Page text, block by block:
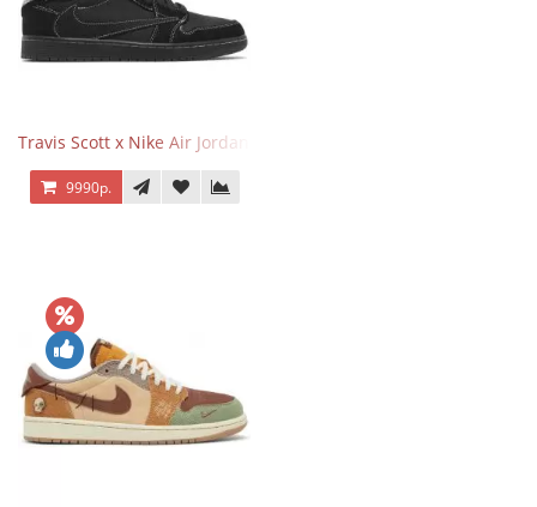
Travis Scott x Nike Air Jordan 1 Retro Low OG SP Black Phantom
9990р.